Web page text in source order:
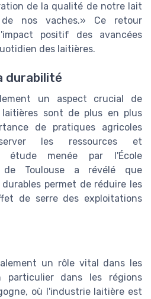
de la qualité de notre lait
nos vaches.» Ce retour
positif des avancées
des laitières.
durabilité
un aspect crucial de
laitières sont de plus en plus
de pratiques agricoles
les ressources et
étude menée par l'École
de Toulouse a révélé que
permet de réduire les
de serre des exploitations
un rôle vital dans les
particulier dans les régions
où l'industrie laitière est